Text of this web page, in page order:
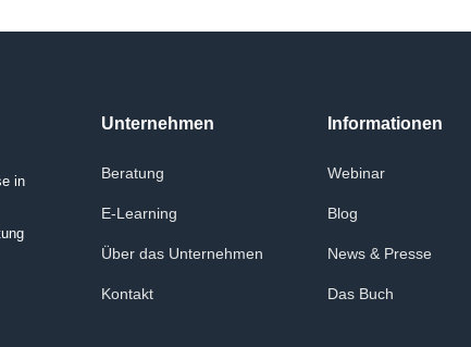
in
Unternehmen
Beratung
E-Learning
Über das Unternehmen
Kontakt
Informationen
Webinar
Blog
News & Presse
Das Buch